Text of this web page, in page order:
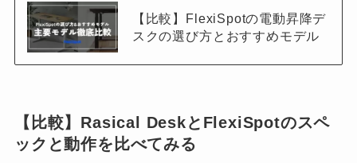
【比較】FlexiSpotの電動昇降デ
スクの選び方とおすすめモデル
【比較】Rasical DeskとFlexiSpotのスペ
ックと動作を比べてみる